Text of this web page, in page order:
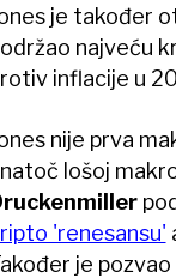
je također
najveću
inflacije u
nije prva
lošoj
'renesansu'
je